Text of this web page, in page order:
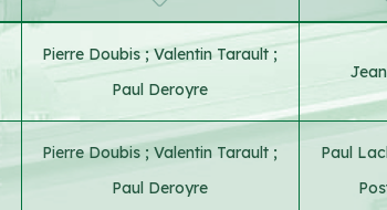
Pierre Doubis;Valentin Tarault ;
Paul Deroyre
Pierre Doubis ;Valentin Tarault ;
Paul Deroyre
Paul